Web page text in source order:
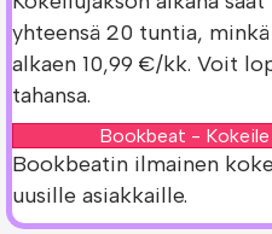
yhteensä 20 tuntia,
alkaen 10,99 €/kk. Voit
tahansa.
Bookbeat - Kokeile
Bookbeatin ilmainen
uusille asiakkaille.